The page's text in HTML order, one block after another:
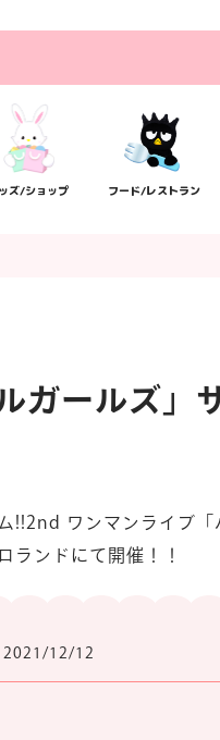
ズ/ショップ フード/レストラン
ガールズ」
!!2nd ワンマンライブ「
ランドにて開催！！
2021/12/12